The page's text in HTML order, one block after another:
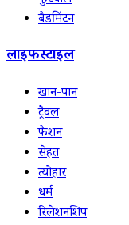
बैडमिंटन
लाइफस्टाइल
खान-पान
ट्रैवल
फैशन
सेहत
त्योहार
धर्म
रिलेशनशिप